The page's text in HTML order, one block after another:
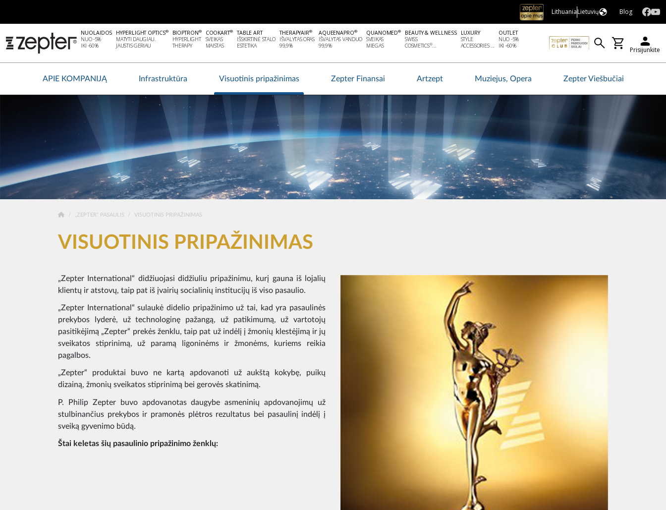
LithuaniaLietuvių Blog
NUOLAIDOS
NUO -5%
IKI -60%
HYPERLIGHT OPTICS®
MATYTI DAUGIAU.
JAUSTIS GERIAU
BIOPTRON®
HYPERLIGHT
THERAPY
COOKART®
SVEIKAS
MAISTAS
TABLE ART
IŠSKIRTINĖ STALO
ESTETIKA
THERAPYAIR®
IŠVALYTAS ORAS
99,9%
AQUEENAPRO®
IŠVALYTAS VANDUO
99,9%
QUANOMED®
SVEIKAS
MIEGAS
BEAUTY & WELLNESS
SWISS
COSMETICS®...
LUXURY
STYLE
ACCESSORIES ...
OUTLET
NUO -5%
IKI -60%
Prisijunkite
APIE KOMPANIJĄ Infrastruktūra Visuotinis pripažinimas Zepter Finansai Artzept Muziejus, Opera Zepter Viešbučiai
„ZEPTER“ PASAULIS VISUOTINIS PRIPAŽINIMAS
VISUOTINIS PRIPAŽINIMAS
„Zepter International“ didžiuojasi didžiuliu pripažinimu, kurį gauna iš lojalių
klientų ir atstovų, taip pat iš įvairių socialinių institucijų iš viso pasaulio.
„Zepter International“ sulaukė didelio pripažinimo už tai, kad yra pasaulinės
prekybos lyderė, už technologinę pažangą, už patikimumą, už vartotojų
pasitikėjimą „Zepter“ prekės ženklu, taip pat už indėlį į žmonių klestėjimą ir jų
sveikatos stiprinimą, už paramą ligoninėms ir žmonėms, kuriems reikia
pagalbos.
„Zepter“ produktai buvo ne kartą apdovanoti už aukštą kokybę, puikų
dizainą, žmonių sveikatos stiprinimą bei gerovės skatinimą.
P. Philip Zepter buvo apdovanotas daugybe asmeninių apdovanojimų už
stulbinančius prekybos ir pramonės plėtros rezultatus bei pasaulinį indėlį į
sveiką gyvenimo būdą.
Štai keletas šių pasaulinio pripažinimo ženklų: